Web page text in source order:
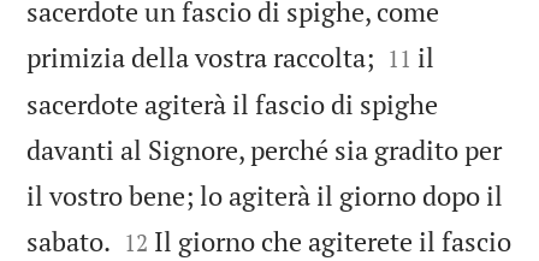
sacerdote un fascio di spighe, come
primizia della vostra raccolta; 

11 il
sacerdote agiterà il fascio di spighe
davanti al Signore, perché sia gradito per
il vostro bene; lo agiterà il giorno dopo il
sabato. 

12 Il giorno che agiterete il fascio